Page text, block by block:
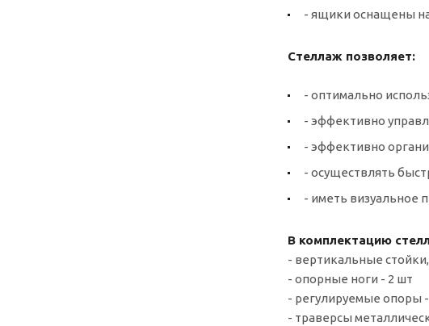
- ящики оснащены
Стеллаж позволяет:
- оптимально
- эффективно
- эффективно
- осуществлять
- иметь визуальное
В комплектацию
- вертикальные
- опорные ноги - 2 шт
- регулируемые опоры
- траверсы